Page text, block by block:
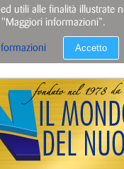
utili alle finalità
informazioni”.
Accetto